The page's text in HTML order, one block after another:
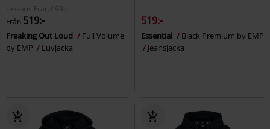
rek-pris
Från 699:-
Från 519:-
Freaking Out Loud
Full Volume
by EMP
Luvjacka
519:-
Essential
Black Premium by EMP
Jeansjacka